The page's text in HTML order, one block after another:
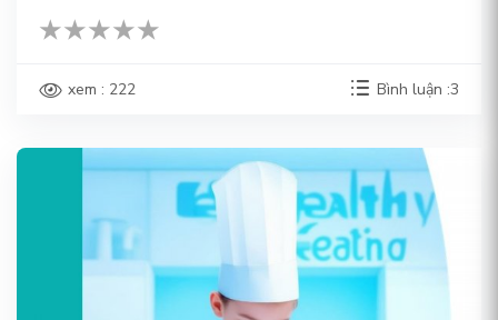
xem : 222 Bình luận :3